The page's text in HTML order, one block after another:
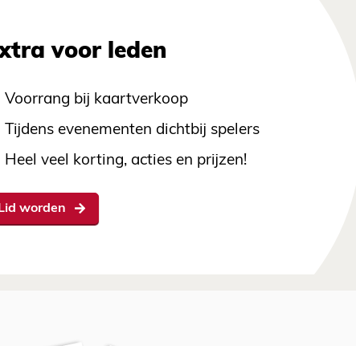
voor leden
Voorrang bij kaartverkoop
Tijdens evenementen dichtbij spelers
Heel veel korting, acties en prijzen!
Lid worden